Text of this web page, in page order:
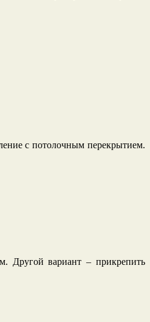
с потолочным перекрытием.
Другой вариант – прикрепить